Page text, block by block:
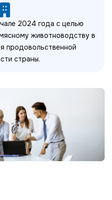
2024 года с целью
животноводству в
продовольственной
страны.